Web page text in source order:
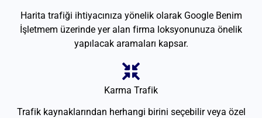
Harita trafiği ihtiyacınıza yönelik olarak Google Benim
İşletmem üzerinde yer alan firma loksyonunuza önelik
yapılacak aramaları kapsar.
Karma Trafik
Trafik kaynaklarından herhangi birini seçebilir veya özel